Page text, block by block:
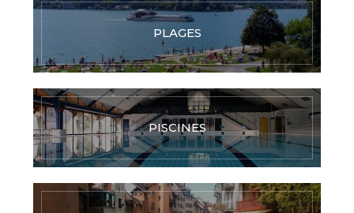
PLAGES
PISCINES